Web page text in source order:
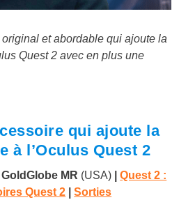
et abordable qui ajoute la
Quest 2 avec en plus une
qui ajoute la
à l’Oculus Quest 2
GoldGlobe MR (USA) |Quest 2 :
Quest 2 |Sorties